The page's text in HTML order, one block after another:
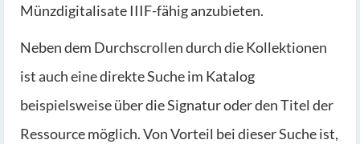
Münzdigitalisate IIIF-fähig anzubieten.
Neben dem Durchscrollen durch die Kollektionen
ist auch eine direkte Suche im Katalog
beispielsweise über die Signatur oder den Titel der
Ressource möglich. Von Vorteil bei dieser Suche ist,